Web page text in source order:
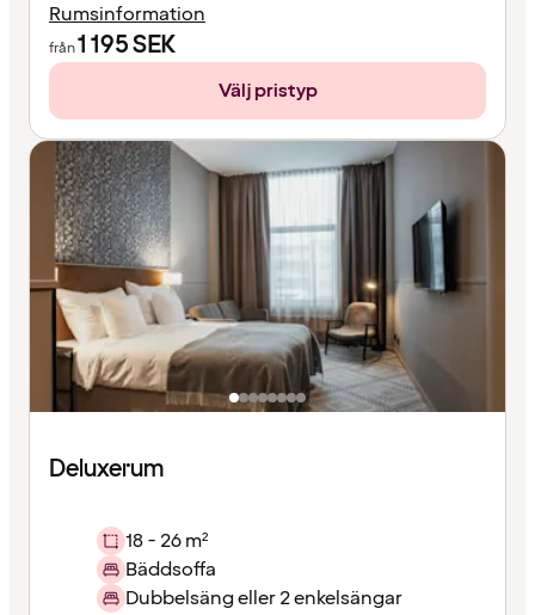
Rumsinformation
från1 195SEK
Välj pristyp
Deluxerum
18 - 26 m²
Bäddsoffa
Dubbelsäng eller 2 enkelsängar